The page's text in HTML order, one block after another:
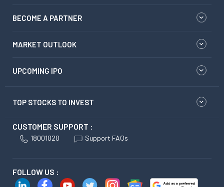
BECOME A PARTNER
MARKET OUTLOOK
UPCOMING IPO
TOP STOCKS TO INVEST
CUSTOMER SUPPORT :
18001020 Support FAQs
FOLLOW US :